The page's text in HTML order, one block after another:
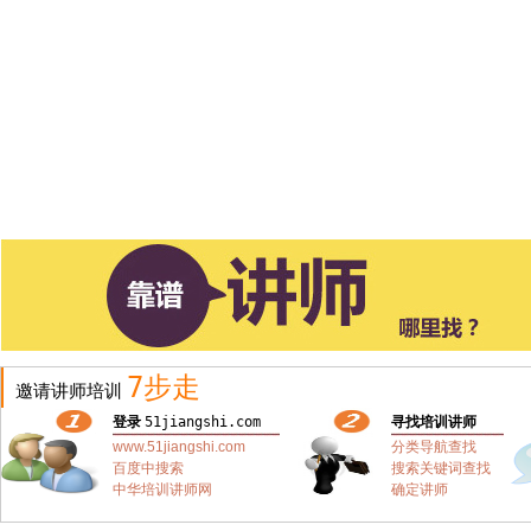
邀请讲师培训 7步走
登录 51jiangshi.com
www.51jiangshi.com
百度中搜索
中华培训讲师网
寻找培训讲师
分类导航查找
搜索关键词查找
确定讲师